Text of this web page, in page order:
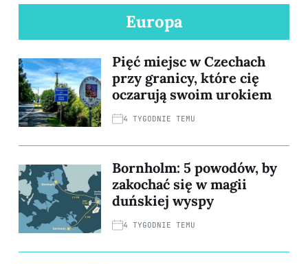
Europa
Pięć miejsc w Czechach
przy granicy, które cię
oczarują swoim urokiem
4 TYGODNIE TEMU
Bornholm: 5 powodów, by
zakochać się w magii
duńskiej wyspy
4 TYGODNIE TEMU